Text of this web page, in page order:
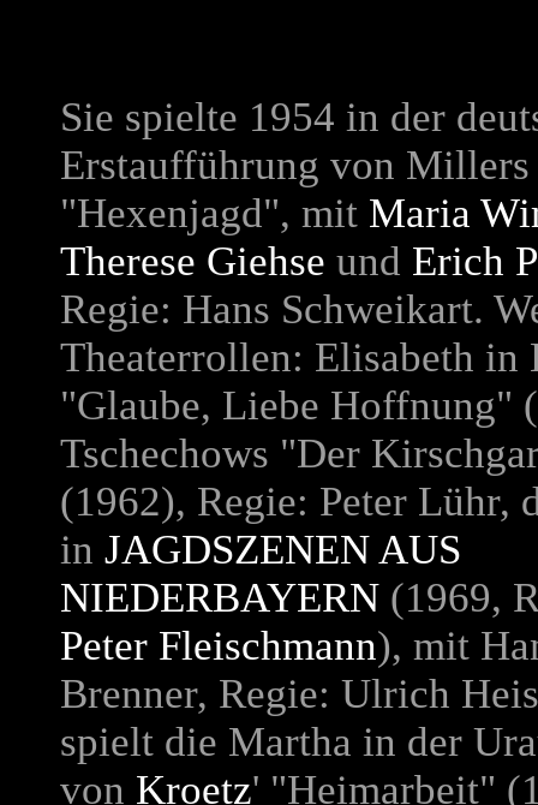
Sie spielte 1954 in der
Erstaufführung von Millers
"Hexenjagd", mit Maria
Therese Giehse und Erich
Regie: Hans Schweikart.
Theaterrollen: Elisabeth in
"Glaube, Liebe Hoffnung"
Tschechows "Der
(1962), Regie: Peter Lühr,
in JAGDSZENEN AUS
NIEDERBAYERN (1969,
Peter Fleischmann), mit
Brenner, Regie: Ulrich
spielt die Martha in der
von Kroetz' "Heimarbeit"